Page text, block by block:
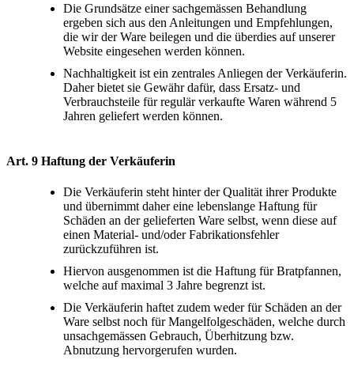
Die Grundsätze einer sachgemässen Behandlung
ergeben sich aus den Anleitungen und Empfehlungen,
die wir der Ware beilegen und die überdies auf unserer
Website eingesehen werden können.
Nachhaltigkeit ist ein zentrales Anliegen der Verkäuferin.
Daher bietet sie Gewähr dafür, dass Ersatz- und
Verbrauchsteile für regulär verkaufte Waren während 5
Jahren geliefert werden können.
Art. 9 Haftung der Verkäuferin
Die Verkäuferin steht hinter der Qualität ihrer Produkte
und übernimmt daher eine lebenslange Haftung für
Schäden an der gelieferten Ware selbst, wenn diese auf
einen Material- und/oder Fabrikationsfehler
zurückzuführen ist.
Hiervon ausgenommen ist die Haftung für Bratpfannen,
welche auf maximal 3 Jahre begrenzt ist.
Die Verkäuferin haftet zudem weder für Schäden an der
Ware selbst noch für Mangelfolgeschäden, welche durch
unsachgemässen Gebrauch, Überhitzung bzw.
Abnutzung hervorgerufen wurden.